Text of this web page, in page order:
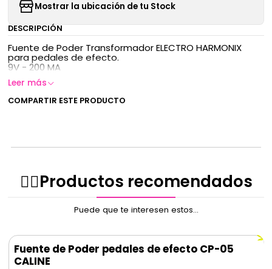
Mostrar la ubicación de tu Stock
DESCRIPCIÓN
Fuente de Poder Transformador ELECTRO HARMONIX
para pedales de efecto.
9V - 200 MA
Leer más
COMPARTIR ESTE PRODUCTO
✌🏻️Productos recomendados
Puede que te interesen estos...
Fuente de Poder pedales de efecto CP-05
CALINE